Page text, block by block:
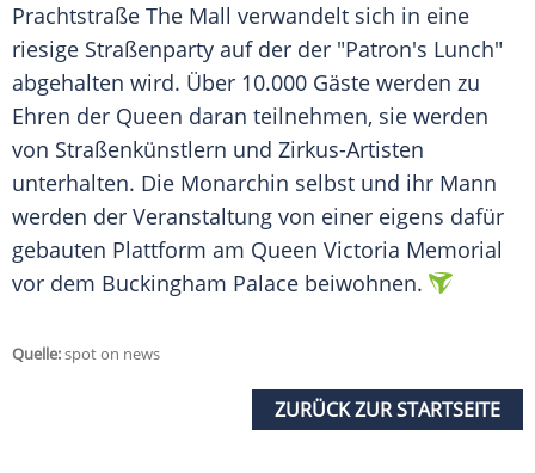
Prachtstraße The Mall verwandelt sich in eine
riesige Straßenparty auf der der "Patron's Lunch"
abgehalten wird. Über 10.000 Gäste werden zu
Ehren der Queen daran teilnehmen, sie werden
von Straßenkünstlern und Zirkus-Artisten
unterhalten. Die Monarchin selbst und ihr Mann
werden der Veranstaltung von einer eigens dafür
gebauten Plattform am Queen Victoria Memorial
vor dem Buckingham Palace beiwohnen.
Quelle:spot on news
ZURÜCK ZUR STARTSEITE